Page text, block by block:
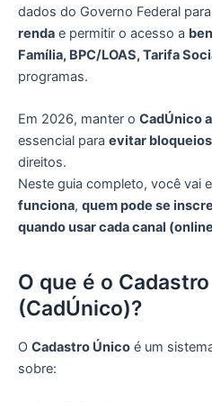
dados do Governo Federal
renda e permitir o acesso a
Família, BPC/LOAS, Tarifa
programas.
Em 2026, manter o CadÚnico
essencial para evitar bloqueios
direitos.
Neste guia completo, você vai
funciona, quem pode se
quando usar cada canal
O que é o
(CadÚnico)?
O Cadastro Único é um
sobre: